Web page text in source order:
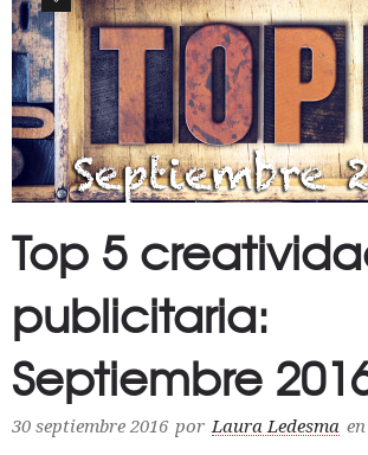
Top 5
publicitaria:
Septiembre
30 septiembre 2016 por Laura Ledesma en